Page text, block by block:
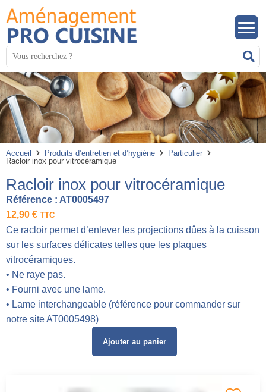
Mots
clés
:
Accueil Produits d’entretien et d’hygiène
Particulier
Racloir inox pour vitrocéramique
Racloir inox pour vitrocéramique
Référence : AT0005497
12,90 € TTC
Ce racloir permet d’enlever les projections dûes à la cuisson
sur les surfaces délicates telles que les plaques
vitrocéramiques.
• Ne raye pas.
• Fourni avec une lame.
• Lame interchangeable (référence pour commander sur
notre site AT0005498)
Ajouter au panier
Panneau de gestion des cookies